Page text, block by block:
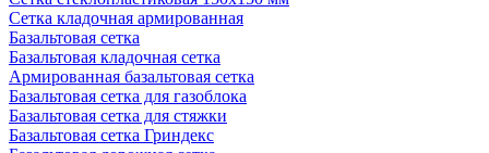
Сетка кладочная армированная
Базальтовая сетка
Базальтовая кладочная сетка
Армированная базальтовая сетка
Базальтовая сетка для газоблока
Базальтовая сетка для стяжки
Базальтовая сетка Гриндекс